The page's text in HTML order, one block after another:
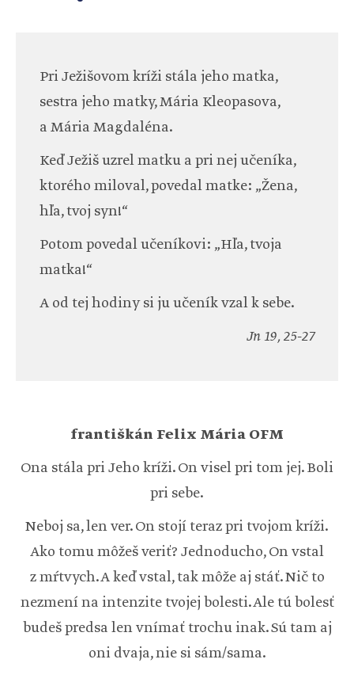
Pri Ježišovom kríži stála jeho matka,
sestra jeho matky, Mária Kleopasova,
a Mária Magdaléna.
Keď Ježiš uzrel matku a pri nej učeníka,
ktorého miloval, povedal matke: „Žena,
hľa, tvoj syn!“
Potom povedal učeníkovi: „Hľa, tvoja
matka!“
A od tej hodiny si ju učeník vzal k sebe.
Jn 19, 25-27
františkán Felix Mária OFM
Ona stála pri Jeho kríži. On visel pri tom jej. Boli
pri sebe.
Neboj sa, len ver. On stojí teraz pri tvojom kríži.
Ako tomu môžeš veriť? Jednoducho, On vstal
z mŕtvych. A keď vstal, tak môže aj stáť. Nič to
nezmení na intenzite tvojej bolesti. Ale tú bolesť
budeš predsa len vnímať trochu inak. Sú tam aj
oni dvaja, nie si sám/sama.